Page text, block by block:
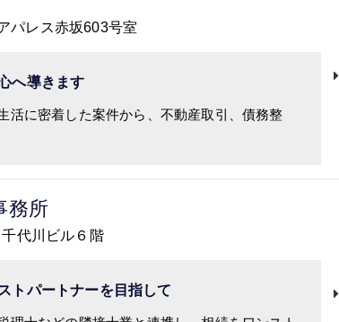
パレス赤坂603号室
へ導きます
活に密着した案件から、不動産取引、債務整
務所
代川ビル６階
トパートナーを目指して